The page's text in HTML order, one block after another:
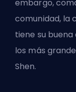
embargo,
comunidad, la
tiene su
los más
Shen.